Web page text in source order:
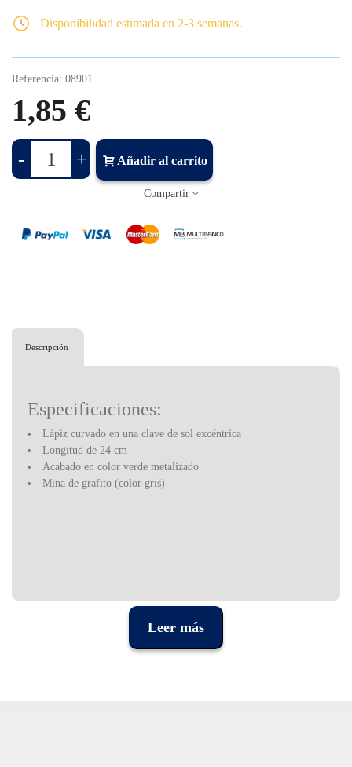
Disponibilidad estimada en 2-3 semanas.
Referencia: 08901
1,85 €
- + Añadir al carrito
Compartir
Descripción
Especificaciones:
Lápiz curvado en una clave de sol excéntrica
Longitud de 24 cm
Acabado en color verde metalizado
Mina de grafito (color gris)
Leer más